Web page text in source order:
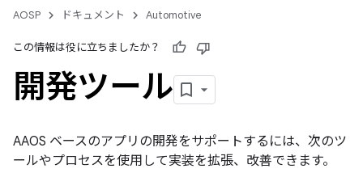
AOSP ドキュメント Automotive
この情報は役に立ちましたか？
開発ツール
AAOS ベースのアプリの開発をサポートするには、次のツ
ールやプロセスを使用して実装を拡張、改善できます。